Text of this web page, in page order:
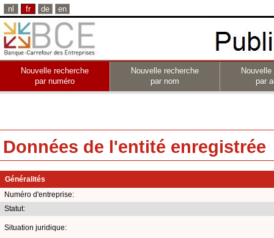
nl fr de en
Nouvelle recherche
par numéro
Nouvelle recherche
par nom
par
Données de l'entité enregistrée
Généralités
Numéro d'entreprise:
Statut:
Situation juridique: